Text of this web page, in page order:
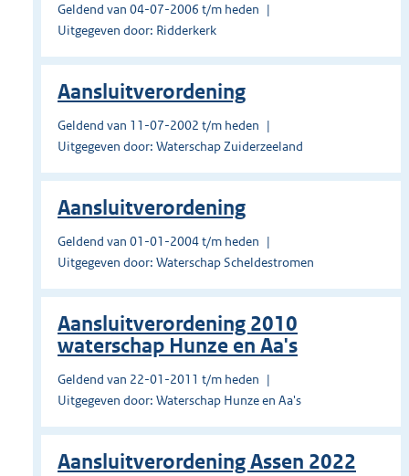
Geldend van 04-07-2006 t/m heden
Uitgegeven door: Ridderkerk
Aansluitverordening
Geldend van 11-07-2002 t/m heden
Uitgegeven door: Waterschap Zuiderzeeland
Aansluitverordening
Geldend van 01-01-2004 t/m heden
Uitgegeven door: Waterschap Scheldestromen
Aansluitverordening 2010
waterschap Hunze en Aa's
Geldend van 22-01-2011 t/m heden
Uitgegeven door: Waterschap Hunze en Aa's
Aansluitverordening Assen 2022